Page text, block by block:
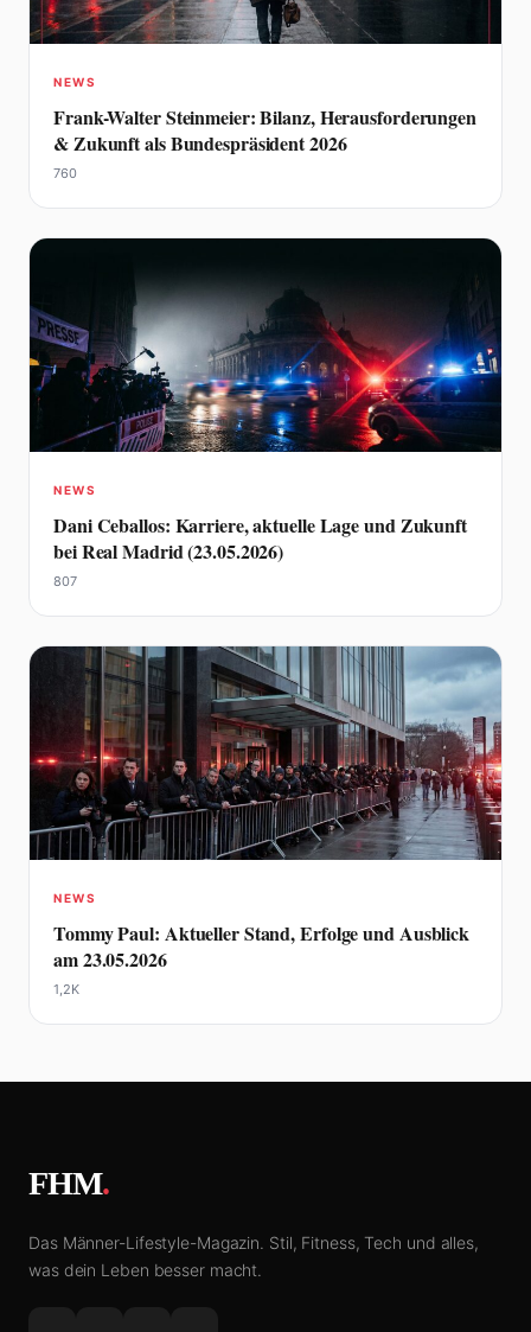
NEWS
Frank-Walter Steinmeier: Bilanz, Herausforderungen
& Zukunft als Bundespräsident 2026
760
NEWS
Dani Ceballos: Karriere, aktuelle Lage und Zukunft
bei Real Madrid (23.05.2026)
807
NEWS
Tommy Paul: Aktueller Stand, Erfolge und Ausblick
am 23.05.2026
1,2K
FHM.
Das Männer-Lifestyle-Magazin. Stil, Fitness, Tech und alles,
was dein Leben besser macht.